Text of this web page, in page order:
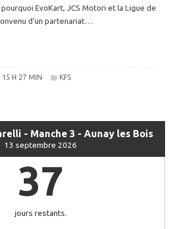
EvoKart, JCS Motori et la Ligue de
d’un partenariat…
H 27 MIN KFS
- Manche 3 - Aunay les Bois
13 septembre 2026
37
jours restants.